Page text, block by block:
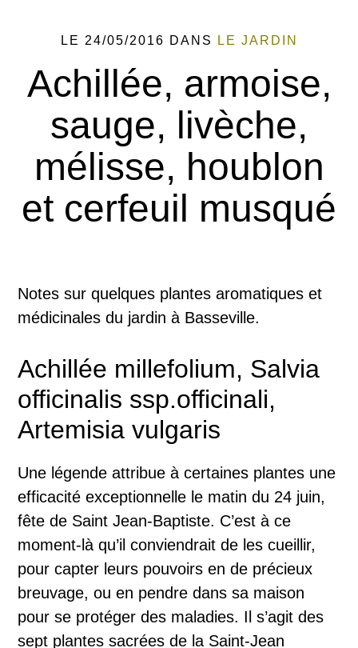
LE 24/05/2016 DANS LE JARDIN
Achillée, armoise,
sauge, livèche,
mélisse, houblon
et cerfeuil musqué
Notes sur quelques plantes aromatiques et
médicinales du jardin à Basseville.
Achillée millefolium, Salvia
officinalis ssp.officinali,
Artemisia vulgaris
Une légende attribue à certaines plantes une
efficacité exceptionnelle le matin du 24 juin,
fête de Saint Jean-Baptiste. C’est à ce
moment-là qu’il conviendrait de les cueillir,
pour capter leurs pouvoirs en de précieux
breuvage, ou en pendre dans sa maison
pour se protéger des maladies. Il s’agit des
sept plantes sacrées de la Saint-Jean